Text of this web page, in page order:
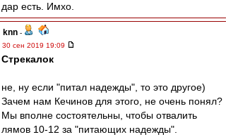
дар есть. Имхо.
knn -
30 сен 2019 19:09
Стрекалок
не, ну если "питал надежды", то это другое)
Зачем нам Кечинов для этого, не очень понял?
Мы вполне состоятельны, чтобы отвалить
лямов 10-12 за "питающих надежды".